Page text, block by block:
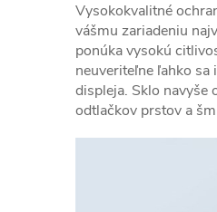
Vysokokvalitné
vášmu zariadeniu
ponúka vysokú
neuveriteľne ľahko
displeja. Sklo navyše
odtlačkov prstov a